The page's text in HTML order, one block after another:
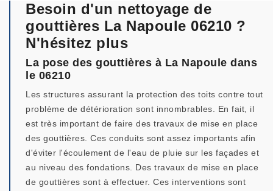
Besoin d'un nettoyage de
gouttières La Napoule 06210 ?
N'hésitez plus
La pose des gouttières à La Napoule dans
le 06210
Les structures assurant la protection des toits contre tout
problème de détérioration sont innombrables. En fait, il
est très important de faire des travaux de mise en place
des gouttières. Ces conduits sont assez importants afin
d'éviter l'écoulement de l'eau de pluie sur les façades et
au niveau des fondations. Des travaux de mise en place
de gouttières sont à effectuer. Ces interventions sont